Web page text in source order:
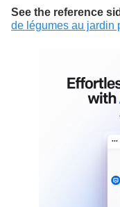
See the reference
de légumes au jardin